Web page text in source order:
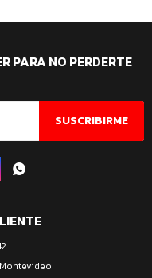
PARA NO PERDERTE
SUSCRIBIRME
